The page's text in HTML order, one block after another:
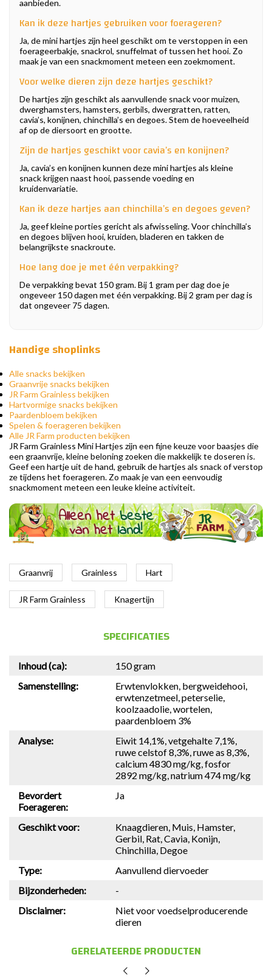
aanbieden.
Kan ik deze hartjes gebruiken voor foerageren?
Ja, de mini hartjes zijn heel geschikt om te verstoppen in een
foerageerbakje, snackrol, snuffelmat of tussen het hooi. Zo
maak je van een snackmoment meteen een zoekmoment.
Voor welke dieren zijn deze hartjes geschikt?
De hartjes zijn geschikt als aanvullende snack voor muizen,
dwerghamsters, hamsters, gerbils, dwergratten, ratten,
cavia’s, konijnen, chinchilla’s en degoes. Stem de hoeveelheid
af op de diersoort en grootte.
Zijn de hartjes geschikt voor cavia’s en konijnen?
Ja, cavia’s en konijnen kunnen deze mini hartjes als kleine
snack krijgen naast hooi, passende voeding en
kruidenvariatie.
Kan ik deze hartjes aan chinchilla’s en degoes geven?
Ja, geef kleine porties gericht als afwisseling. Voor chinchilla’s
en degoes blijven hooi, kruiden, bladeren en takken de
belangrijkste snackroute.
Hoe lang doe je met één verpakking?
De verpakking bevat 150 gram. Bij 1 gram per dag doe je
ongeveer 150 dagen met één verpakking. Bij 2 gram per dag is
dat ongeveer 75 dagen.
Handige shoplinks
Alle snacks bekijken
Graanvrije snacks bekijken
JR Farm Grainless bekijken
Hartvormige snacks bekijken
Paardenbloem bekijken
Spelen & foerageren bekijken
Alle JR Farm producten bekijken
JR Farm Grainless Mini Hartjes zijn een fijne keuze voor baasjes die
een graanvrije, kleine beloning zoeken die makkelijk te doseren is.
Geef een hartje uit de hand, gebruik de hartjes als snack of verstop
ze tijdens het foerageren. Zo maak je van een eenvoudig
snackmoment meteen een leuke kleine activiteit.
Graanvrij Grainless Hart
JR Farm Grainless Knagertijn
SPECIFICATIES
Inhoud (ca):
150 gram
Samenstelling:
Erwtenvlokken, bergweidehooi,
erwtenzetmeel, peterselie,
koolzaadolie, wortelen,
paardenbloem 3%
Analyse:
Eiwit 14,1%, vetgehalte 7,1%,
ruwe celstof 8,3%, ruwe as 8,3%,
calcium 4830 mg/kg, fosfor
2892 mg/kg, natrium 474 mg/kg
Bevordert
Foerageren:
Ja
Geschikt voor:
Knaagdieren, Muis, Hamster,
Gerbil, Rat, Cavia, Konijn,
Chinchilla, Degoe
Type:
Aanvullend diervoeder
Bijzonderheden:
-
Disclaimer:
Niet voor voedselproducerende
dieren
GERELATEERDE PRODUCTEN